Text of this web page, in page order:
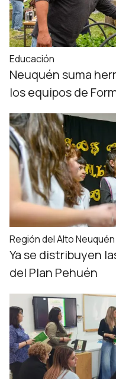
Educación
Neuquén suma
los equipos de
Región del Alto Neuquén
Ya se distribuyen
del Plan Pehuén